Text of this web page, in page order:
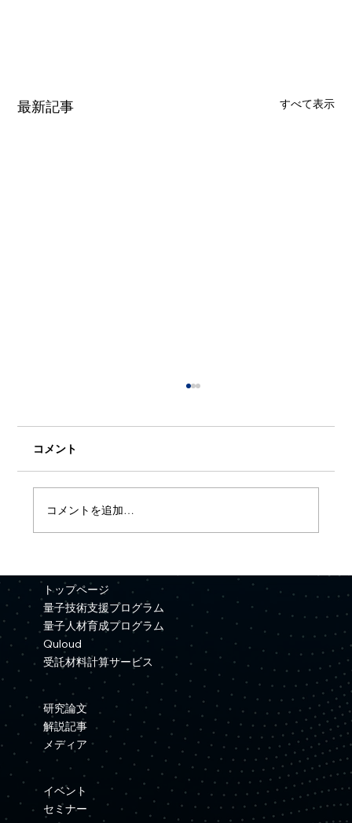
最新記事 すべて表示
資本業務提携を締結
コメント
コメントを追加…
トップページ
量子技術支援プログラム
量子人材育成プログラム
Quloud
受託材料計算サービス
研究論文
解説記事
メディア
イベント
セミナー